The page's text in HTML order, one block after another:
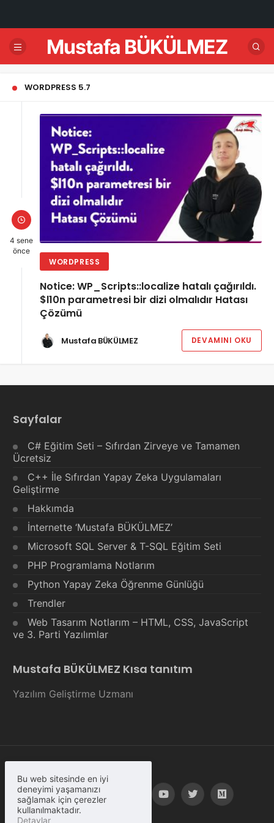
Mustafa BÜKÜLMEZ
WORDPRESS 5.7
4 sene
önce
WORDPRESS
Notice: WP_Scripts::localize hatalı çağırıldı.
$l10n parametresi bir dizi olmalıdır Hatası
Çözümü
Mustafa BÜKÜLMEZ DEVAMINI OKU
Sayfalar
C# Eğitim Seti – Sıfırdan Zirveye ve Tamamen
Ücretsiz
C++ İle Sıfırdan Yapay Zeka Uygulamaları
Geliştirme
Hakkımda
İnternette ‘Mustafa BÜKÜLMEZ’
Microsoft SQL Server & T-SQL Eğitim Seti
PHP Programlama Notlarım
Python Yapay Zeka Öğrenme Günlüğü
Trendler
Web Tasarım Notlarım – HTML, CSS, JavaScript
ve 3. Parti Yazılımlar
Mustafa BÜKÜLMEZ Kısa tanıtım
Yazılım Geliştirme Uzmanı
Bu web sitesinde en iyi
deneyimi yaşamanızı
sağlamak için çerezler
kullanılmaktadır.
Detaylar